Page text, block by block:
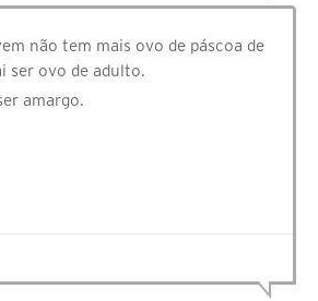
não tem mais ovo de páscoa de
ser ovo de adulto.
amargo.